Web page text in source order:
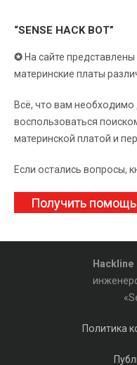
“SENSE HACK BOT”
✪ На сайте
материнские платы
Всё, что вам необходимо
воспользоваться
материнской платой и
Если остались вопросы,
Получить помощь
Hackline
Политика